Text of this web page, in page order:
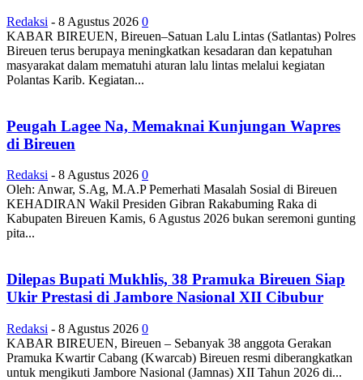
Redaksi - 8 Agustus 2026 0
KABAR BIREUEN, Bireuen–Satuan Lalu Lintas (Satlantas) Polres
Bireuen terus berupaya meningkatkan kesadaran dan kepatuhan
masyarakat dalam mematuhi aturan lalu lintas melalui kegiatan
Polantas Karib. Kegiatan...
Peugah Lagee Na, Memaknai Kunjungan Wapres
di Bireuen
Redaksi - 8 Agustus 2026 0
Oleh: Anwar, S.Ag, M.A.P Pemerhati Masalah Sosial di Bireuen
KEHADIRAN Wakil Presiden Gibran Rakabuming Raka di
Kabupaten Bireuen Kamis, 6 Agustus 2026 bukan seremoni gunting
pita...
Dilepas Bupati Mukhlis, 38 Pramuka Bireuen Siap
Ukir Prestasi di Jambore Nasional XII Cibubur
Redaksi - 8 Agustus 2026 0
KABAR BIREUEN, Bireuen – Sebanyak 38 anggota Gerakan
Pramuka Kwartir Cabang (Kwarcab) Bireuen resmi diberangkatkan
untuk mengikuti Jambore Nasional (Jamnas) XII Tahun 2026 di...